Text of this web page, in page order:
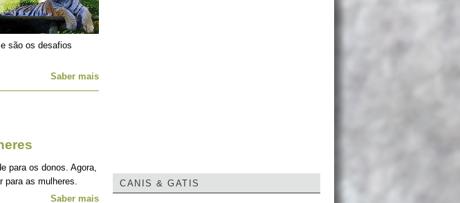
são os desafios
Saber mais
para os donos. Agora,
para as mulheres.
Saber mais
CANIS & GATIS